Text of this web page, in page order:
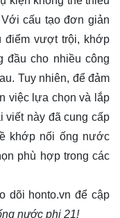
cấu tạo đơn giản
điểm vượt trội, khớp
đầu cho nhiều công
Tuy nhiên, để đảm
việc lựa chọn và lắp
viết này đã cung cấp
khớp nối ống nước
phù hợp trong các
dõi honto.vn để cập
nước phi 21!